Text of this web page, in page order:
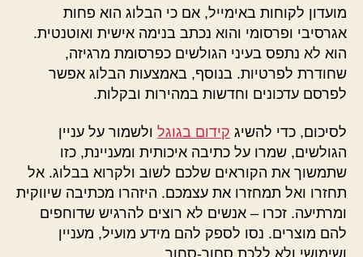
מועדון לקוחות באימייל, אם כי הבלוג הוא פחות
אגרסיבי ופרסומי והוא נכתב בנימה אישית ואוטנטית.
הוא לא נתפס בעיני הגולשים כפרסומת מרגיזה,
שחודרת לפרטיות. בנוסף, באמצעות הבלוג אפשר
לפרסם עדכונים וחדשות במהירות ובקלות.
לסיכום, כדי להשיג קידום בגוגל ולשמור על עניין
הגולשים, שמרו על כתיבה איכותית ומעניינת, כזו
שתמשוך את הקוראים שלכם לשוב ולקרוא בבלוג. אל
תחזרו ואל תמחזרו את עצמכם. היזהרו מכתיבה שיווקית
ומרתיעה. זכרו – אנשים לא רוצים להרגיש שדוחפים
להם מוצרים. נסו לספק להם מידע מועיל, מעניין
ושימושי ולא ללכת סחור-סחור.